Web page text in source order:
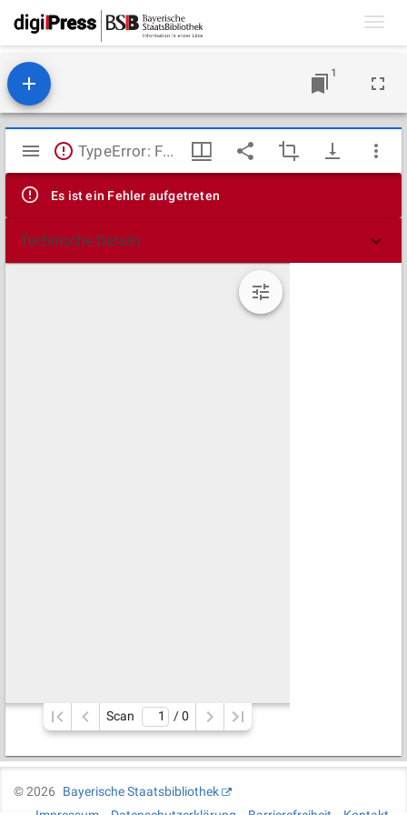
1
Mirador
Viewer
TypeError: Failed to fetch
Es ist ein Fehler aufgetreten
Technische Details
Scan / 0
©2026
Bayerische Staatsbibliothek